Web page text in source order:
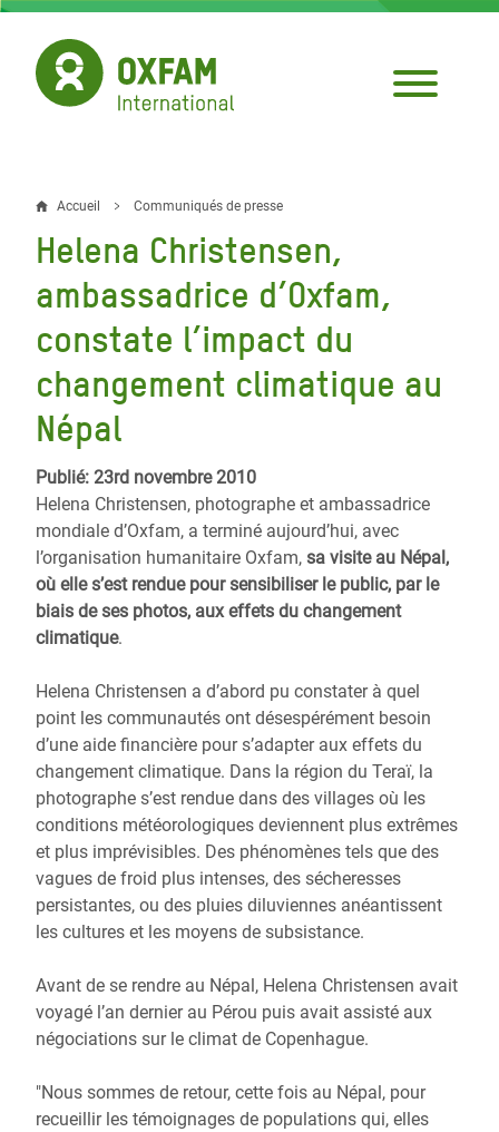
Aller
contenu
principal
Fil
d'Ariane
Accueil Communiqués de presse
Helena Christensen,
ambassadrice d’Oxfam,
constate l’impact du
changement climatique au
Népal
Publié: 23rd novembre 2010
Helena Christensen, photographe et ambassadrice
mondiale d’Oxfam, a terminé aujourd’hui, avec
l’organisation humanitaire Oxfam, sa visite au Népal,
où elle s’est rendue pour sensibiliser le public, par le
biais de ses photos, aux effets du changement
climatique.
Helena Christensen a d’abord pu constater à quel
point les communautés ont désespérément besoin
d’une aide financière pour s’adapter aux effets du
changement climatique. Dans la région du Teraï, la
photographe s’est rendue dans des villages où les
conditions météorologiques deviennent plus extrêmes
et plus imprévisibles. Des phénomènes tels que des
vagues de froid plus intenses, des sécheresses
persistantes, ou des pluies diluviennes anéantissent
les cultures et les moyens de subsistance.
Avant de se rendre au Népal, Helena Christensen avait
voyagé l’an dernier au Pérou puis avait assisté aux
négociations sur le climat de Copenhague.
"Nous sommes de retour, cette fois au Népal, pour
recueillir les témoignages de populations qui, elles